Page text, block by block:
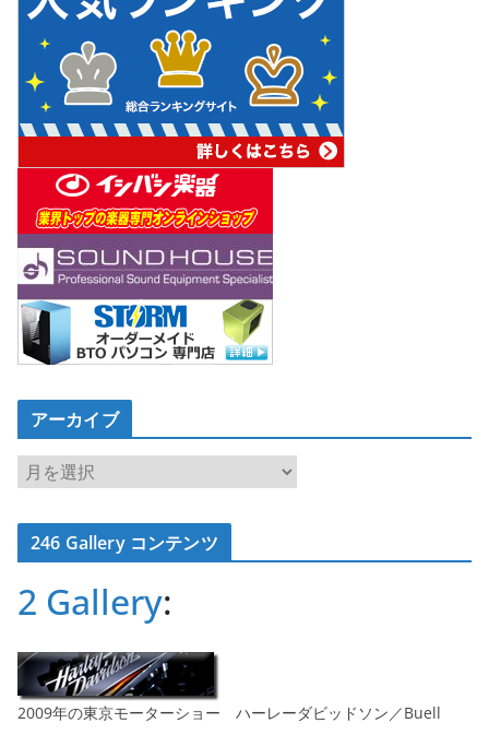
アーカイブ
ア
カ
イ246 Gallery コンテンツ
2 Gallery:
2009年の東京モーターショー ハーレーダビッドソン／Buell